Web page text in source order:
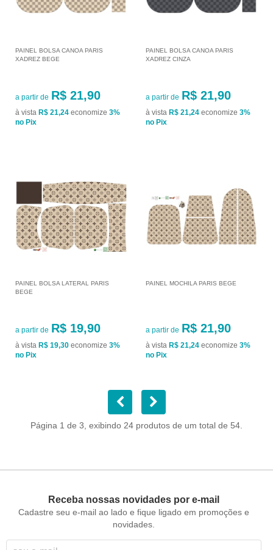
PAINEL BOLSA CANOA PARIS
XADREZ BEGE
a partir de R$ 21,90
à vista R$ 21,24 economize 3%
no Pix
PAINEL BOLSA CANOA PARIS
XADREZ CINZA
a partir de R$ 21,90
à vista R$ 21,24 economize 3%
no Pix
PAINEL BOLSA LATERAL PARIS
BEGE
a partir de R$ 19,90
à vista R$ 19,30 economize 3%
no Pix
PAINEL MOCHILA PARIS BEGE
a partir de R$ 21,90
à vista R$ 21,24 economize 3%
no Pix
Página 1 de 3, exibindo 24 produtos de um total de 54.
Receba nossas novidades por e-mail
Cadastre seu e-mail ao lado e fique ligado em promoções e
novidades.